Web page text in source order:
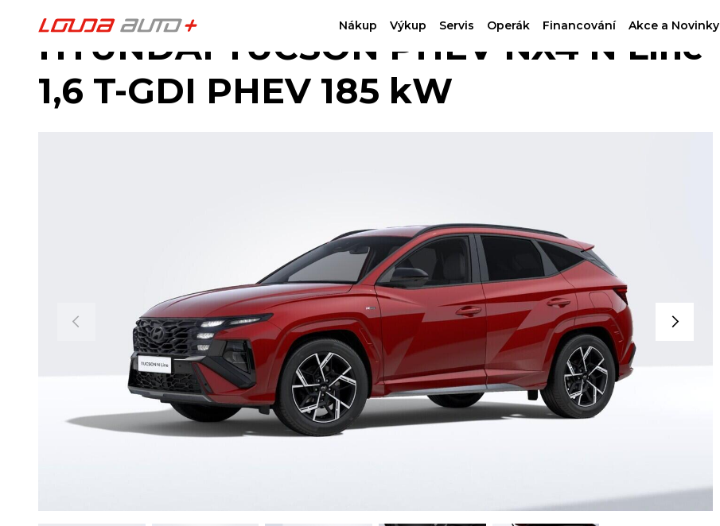
Nákup Výkup Servis Operák Financování Akce a Novinky
HYUNDAI TUCSON PHEV NX4 N Line
1,6 T-GDI PHEV 185 kW